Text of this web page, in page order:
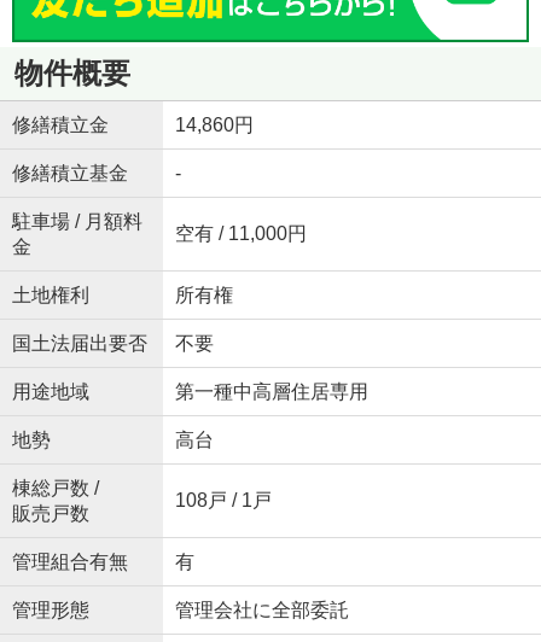
物件概要
修繕積立金 14,860円
修繕積立基金 -
駐車場 / 月額料
金
空有 / 11,000円
土地権利 所有権
国土法届出要否 不要
用途地域 第一種中高層住居専用
地勢 高台
棟総戸数 /
販売戸数
108戸 / 1戸
管理組合有無 有
管理形態 管理会社に全部委託